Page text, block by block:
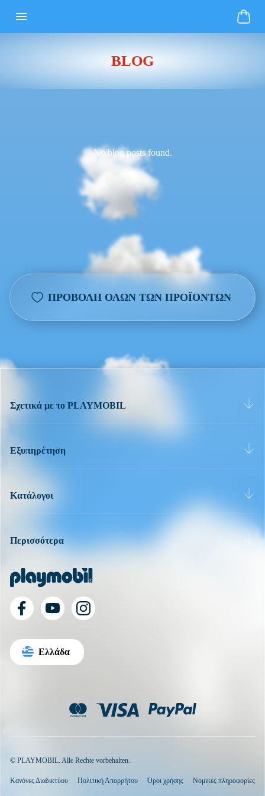
BLOG
No blog posts found.
ΠΡΟΒΟΛΉ ΌΛΩΝ ΤΩΝ ΠΡΟΪΌΝΤΩΝ
Σχετικά με το PLAYMOBIL
Εξυπηρέτηση
Κατάλογοι
Περισσότερα
Ελλάδα
© PLAYMOBIL. Alle Rechte vorbehalten.
Κανόνες Διαδικτύου Πολιτική Απορρήτου Όροι χρήσης Νομικές πληροφορίες